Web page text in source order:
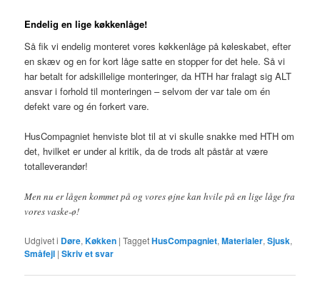
Endelig en lige køkkenlåge!
Så fik vi endelig monteret vores køkkenlåge på køleskabet, efter
en skæv og en for kort låge satte en stopper for det hele. Så vi
har betalt for adskillelige monteringer, da HTH har fralagt sig ALT
ansvar i forhold til monteringen – selvom der var tale om én
defekt vare og én forkert vare.
HusCompagniet henviste blot til at vi skulle snakke med HTH om
det, hvilket er under al kritik, da de trods alt påstår at være
totalleverandør!
Men nu er lågen kommet på og vores øjne kan hvile på en lige låge fra
vores vaske-ø!
Udgivet i Døre,Køkken |TaggetHusCompagniet,Materialer,Sjusk,
Småfejl |Skriv et svar